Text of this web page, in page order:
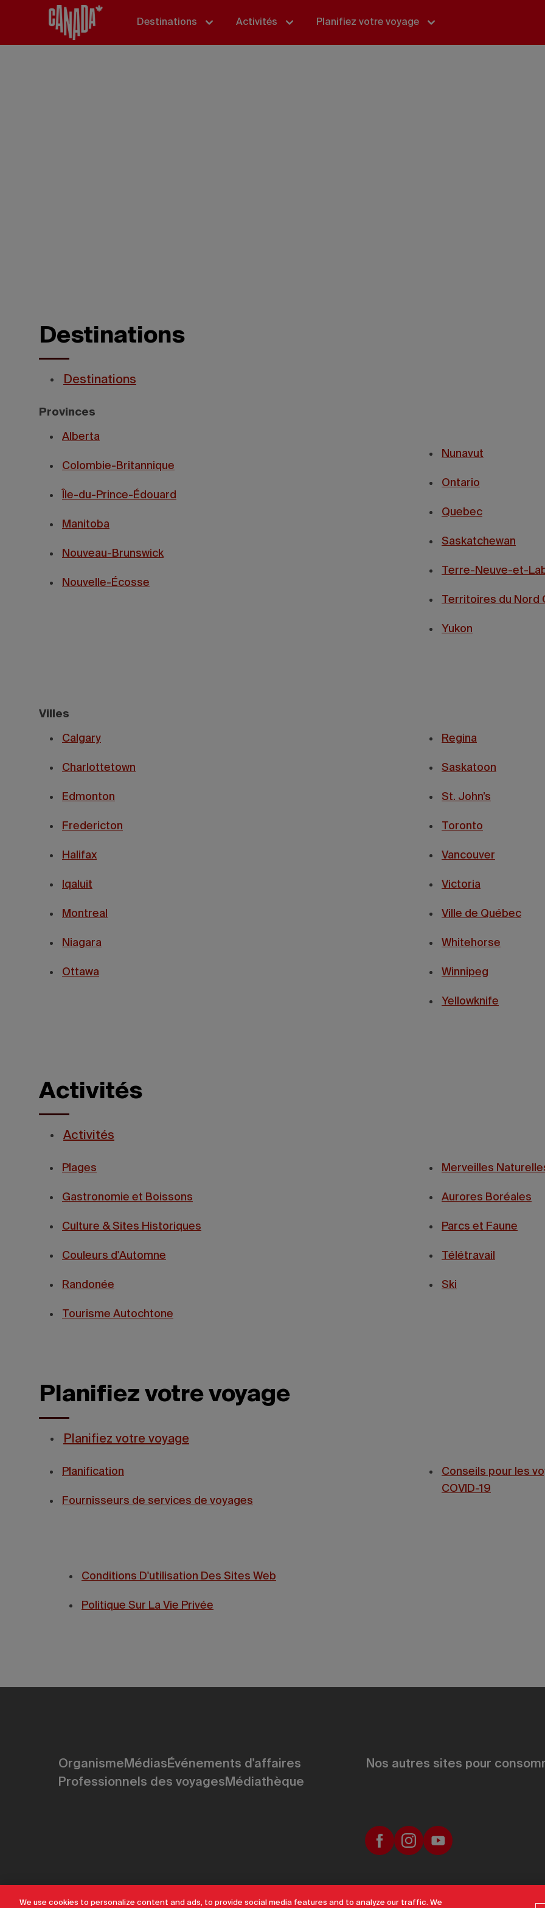
Destinations Activités Planifiez votre voyage
Destinations
Destinations
Provinces
Alberta
Colombie-Britannique
Île-du-Prince-Édouard
Manitoba
Nouveau-Brunswick
Nouvelle-Écosse
Nunavut
Ontario
Quebec
Saskatchewan
Terre-Neuve-et-
Territoires du Nord
Yukon
Villes
Calgary
Charlottetown
Edmonton
Fredericton
Halifax
Iqaluit
Montreal
Niagara
Ottawa
Regina
Saskatoon
St. John’s
Toronto
Vancouver
Victoria
Ville de Québec
Whitehorse
Winnipeg
Yellowknife
Activités
Activités
Plages
Gastronomie et Boissons
Culture & Sites Historiques
Couleurs d'Automne
Randonée
Tourisme Autochtone
Merveilles
Aurores Boréales
Parcs et Faune
Télétravail
Ski
Planifiez votre voyage
Planifiez votre voyage
Planification
Fournisseurs de services de voyages
Conseils pour les
COVID-19
Conditions D'utilisation Des Sites Web
Politique Sur La Vie Privée
OrganismeMédiasÉvénements d'affaires
Professionnels des voyagesMédiathèque
Nos autres sites pour
Avis de confidentialitéConditions d’utilisationPlan du site AccessibilitéParamètres des cookies Un site
We use cookies to personalize content and ads, to provide social media features and to analyze our traffic. We